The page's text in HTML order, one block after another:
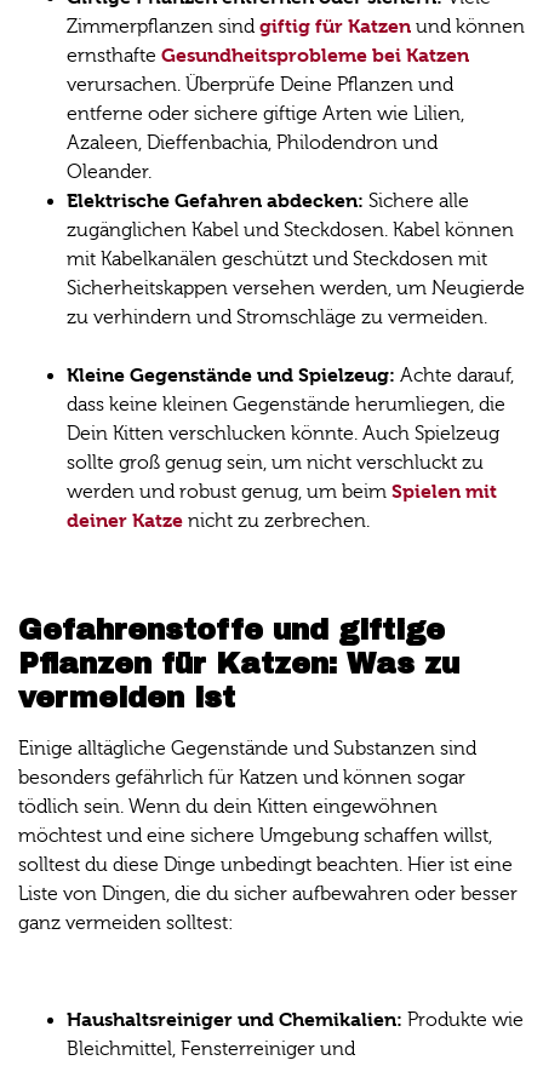
Zimmerpflanzen sind giftig für Katzen und können
ernsthafte Gesundheitsprobleme bei Katzen
verursachen. Überprüfe Deine Pflanzen und
entferne oder sichere giftige Arten wie Lilien,
Azaleen, Dieffenbachia, Philodendron und
Oleander.
Elektrische Gefahren abdecken: Sichere alle
zugänglichen Kabel und Steckdosen. Kabel können
mit Kabelkanälen geschützt und Steckdosen mit
Sicherheitskappen versehen werden, um Neugierde
zu verhindern und Stromschläge zu vermeiden.
Kleine Gegenstände und Spielzeug: Achte darauf,
dass keine kleinen Gegenstände herumliegen, die
Dein Kitten verschlucken könnte. Auch Spielzeug
sollte groß genug sein, um nicht verschluckt zu
werden und robust genug, um beim Spielen mit
deiner Katze nicht zu zerbrechen.
Gefahrenstoffe und giftige
Pflanzen für Katzen: Was zu
vermeiden ist
Einige alltägliche Gegenstände und Substanzen sind
besonders gefährlich für Katzen und können sogar
tödlich sein. Wenn du dein Kitten eingewöhnen
möchtest und eine sichere Umgebung schaffen willst,
solltest du diese Dinge unbedingt beachten. Hier ist eine
Liste von Dingen, die du sicher aufbewahren oder besser
ganz vermeiden solltest:
Haushaltsreiniger und Chemikalien: Produkte wie
Bleichmittel, Fensterreiniger und